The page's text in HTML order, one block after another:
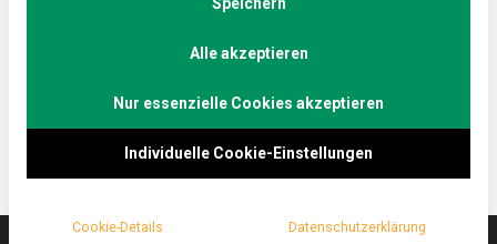
überwinden. Lebensmittelmagazin.de macht den
Alle akzeptieren
Nur essenzielle Cookies akzeptieren
Individuelle Cookie-Einstellungen
Cookie-Details Datenschutzerklärung